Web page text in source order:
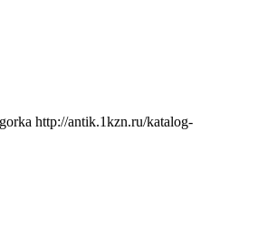
http://antik.1kzn.ru/katalog-